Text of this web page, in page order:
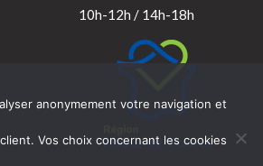
10h-12h / 14h-18h
anonymement votre navigation et
Vos choix concernant les cookies